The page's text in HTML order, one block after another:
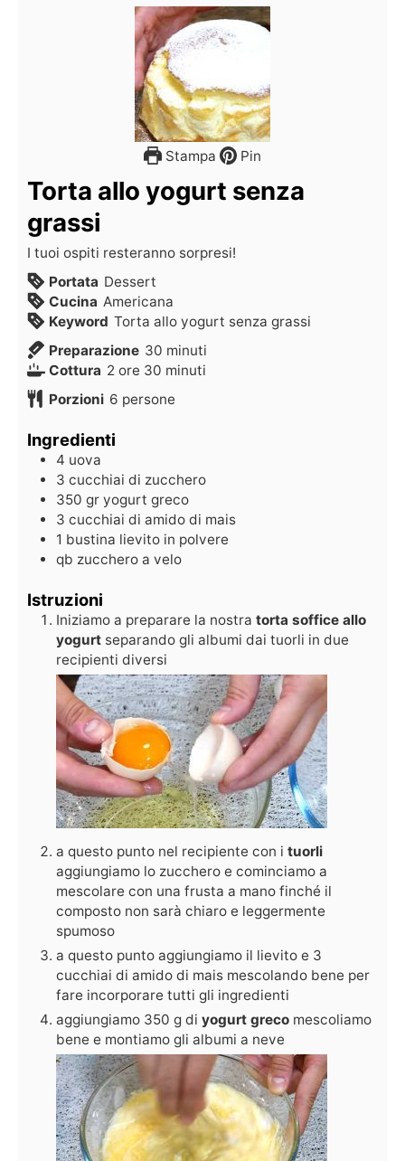
Stampa Pin
Torta allo yogurt senza
grassi
I tuoi ospiti resteranno sorpresi!
Portata Dessert
Cucina Americana
Keyword Torta allo yogurt senza grassi
Preparazione 30 minuti
Cottura 2 ore 30 minuti
Porzioni 6 persone
Ingredienti
4 uova
3 cucchiai di zucchero
350 gr yogurt greco
3 cucchiai di amido di mais
1 bustina lievito in polvere
qb zucchero a velo
Istruzioni
Iniziamo a preparare la nostra torta soffice allo
yogurt separando gli albumi dai tuorli in due
recipienti diversi
a questo punto nel recipiente con i tuorli
aggiungiamo lo zucchero e cominciamo a
mescolare con una frusta a mano finché il
composto non sarà chiaro e leggermente
spumoso
a questo punto aggiungiamo il lievito e 3
cucchiai di amido di mais mescolando bene per
fare incorporare tutti gli ingredienti
aggiungiamo 350 g di yogurt greco mescoliamo
bene e montiamo gli albumi a neve